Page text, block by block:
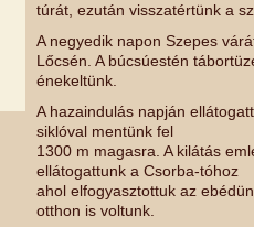
túrát, ezután visszatértünk a
A negyedik napon Szepes
Lőcsén. A búcsúestén
énekeltünk.
A hazaindulás napján
siklóval mentünk fel
1300 m magasra. A kilátás
ellátogattunk a Csorba-tóhoz
ahol elfogyasztottuk az
otthon is voltunk.